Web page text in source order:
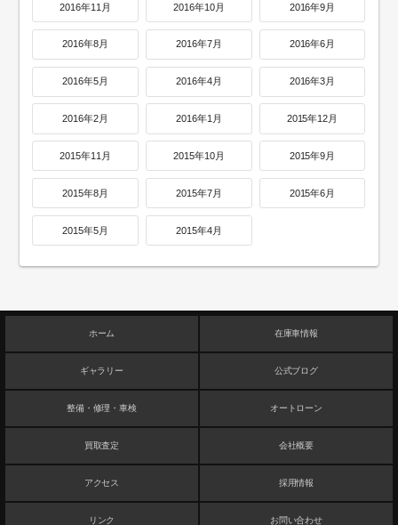
2016年11月 2016年10月 2016年9月
2016年8月 2016年7月 2016年6月
2016年5月 2016年4月 2016年3月
2016年2月 2016年1月 2015年12月
2015年11月 2015年10月 2015年9月
2015年8月 2015年7月 2015年6月
2015年5月 2015年4月
ホーム 在庫車情報
ギャラリー 公式ブログ
整備・修理・車検 オートローン
買取査定 会社概要
アクセス 採用情報
リンク お問い合わせ